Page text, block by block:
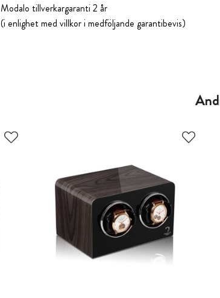
Modalo tillverkargaranti 2 år
(i enlighet med villkor i medföljande garantibevis)